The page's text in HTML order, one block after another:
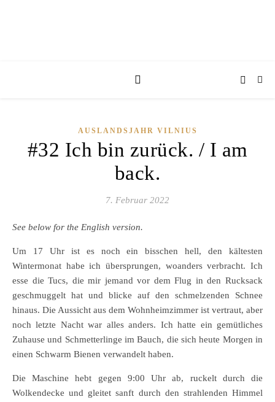
AUSLANDSJAHR VILNIUS
#32 Ich bin zurück. / I am
back.
7. Februar 2022
See below for the English version.
Um 17 Uhr ist es noch ein bisschen hell, den kältesten
Wintermonat habe ich übersprungen, woanders verbracht. Ich
esse die Tucs, die mir jemand vor dem Flug in den Rucksack
geschmuggelt hat und blicke auf den schmelzenden Schnee
hinaus. Die Aussicht aus dem Wohnheimzimmer ist vertraut, aber
noch letzte Nacht war alles anders. Ich hatte ein gemütliches
Zuhause und Schmetterlinge im Bauch, die sich heute Morgen in
einen Schwarm Bienen verwandelt haben.
Die Maschine hebt gegen 9:00 Uhr ab, ruckelt durch die
Wolkendecke und gleitet sanft durch den strahlenden Himmel